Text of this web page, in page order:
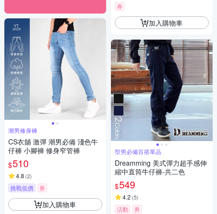
潮男修身褲
CS衣舖 激彈 潮男必備 淺色牛
仔褲 小腳褲 修身窄管褲
$510
4.8 (2)
挑戰低價 券
加入購物車
券
加入購物車
型男必備百搭單品
Dreamming 美式彈力超手感伸
縮中直筒牛仔褲-共二色
$549
4.2 (5)
活動 券